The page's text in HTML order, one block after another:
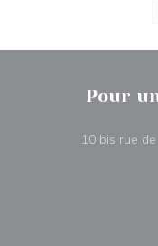
Pour
10 bis rue